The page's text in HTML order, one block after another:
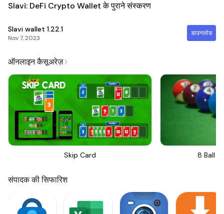
Slavi: DeFi Crypto Wallet के पुराने संस्करण
Slavi wallet 1.22.1
Nov 7, 2023
डाउनलोड
ऑनलाइन कैसूअरेज़
Skip Card 8 Ball
संपादक की सिफारिश